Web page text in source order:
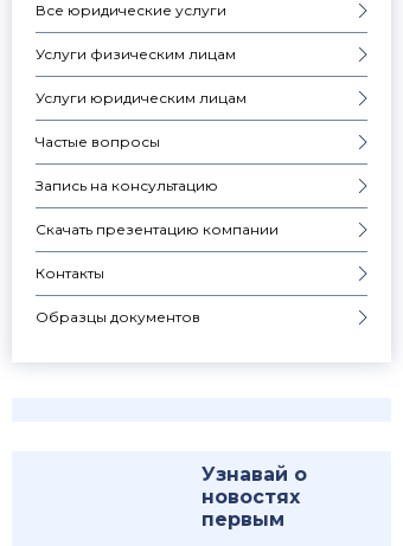
Все юридические услуги
Услуги физическим лицам
Услуги юридическим лицам
Частые вопросы
Запись на консультацию
Скачать презентацию компании
Контакты
Образцы документов
Узнавай о
новостях
первым